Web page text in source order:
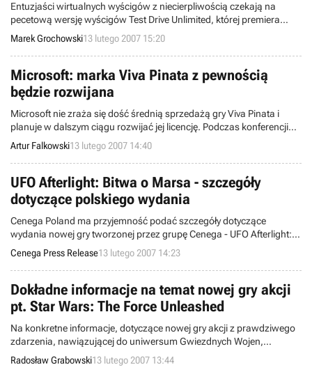
Entuzjaści wirtualnych wyścigów z niecierpliwością czekają na
pecetową wersję wyścigów Test Drive Unlimited, której premiera
jeszcze do niedawna wyznaczona była na 20 lutego. Niestety
wydawca gry, koncern Atari zdecydował się na opóźnienie
rynkowego debiutu dzieła zespołu Eden Studios,
Marek Grochowski13 lutego 2007 15:20
Microsoft: marka Viva Pinata z pewnością
będzie rozwijana
Microsoft nie zraża się dość średnią sprzedażą gry Viva Pinata i
planuje w dalszym ciągu rozwijać jej licencję. Podczas konferencji
DICE, Shane Kim, wiceprezes Microsoft Game Studios oraz Phil
Spencer, dyrektor generalny tej samej firmy, potwierdzili plany
rozszerzenia marki Viva Pinata o inne produkty.
Artur Falkowski13 lutego 2007 14:40
UFO Afterlight: Bitwa o Marsa - szczegóły
dotyczące polskiego wydania
Cenega Poland ma przyjemność podać szczegóły dotyczące
wydania nowej gry tworzonej przez grupę Cenega - UFO Afterlight:
Bitwa o Marsa.
Cenega Press Release13 lutego 2007 14:23
Dokładne informacje na temat nowej gry akcji
pt. Star Wars: The Force Unleashed
Na konkretne informacje, dotyczące nowej gry akcji z prawdziwego
zdarzenia, nawiązującej do uniwersum Gwiezdnych Wojen,
czekaliśmy bardzo długo. Nareszcie jednak możemy przedstawić
Szanownym Czytelnikom całkiem sporo dokładnych danych na
Radosław Grabowski13 lutego 2007 13:44